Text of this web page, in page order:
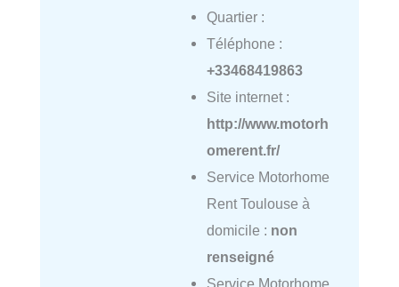
Quartier :
Téléphone :
+33468419863
Site internet :
http://www.motorh
omerent.fr/
Service Motorhome
Rent Toulouse à
domicile : non
renseigné
Service Motorhome